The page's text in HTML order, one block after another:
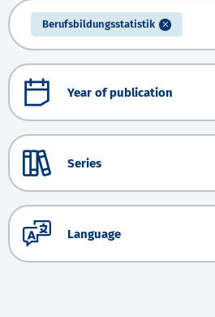
Berufsbildungsstatistik
Year of publication
Series
Language